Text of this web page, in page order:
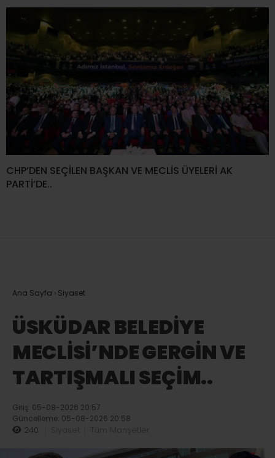
CHP’DEN SEÇİLEN BAŞKAN VE MECLİS ÜYELERİ AK
PARTİ’DE..
Ana Sayfa › Siyaset
ÜSKÜDAR BELEDİYE
MECLİSİ’NDE GERGİN VE
TARTIŞMALI SEÇİM..
Giriş: 05-08-2026 20:57
Güncelleme: 05-08-2026 20:58
240 Siyaset Tüm Manşetler